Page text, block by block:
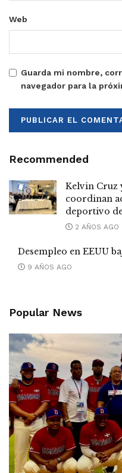
Web
Guarda mi nombre,
navegador para la
Recommended
Kelvin Cruz
coordinan
deportivo
2 AÑOS AGO
Desempleo en EEUU
9 AÑOS AGO
Popular News